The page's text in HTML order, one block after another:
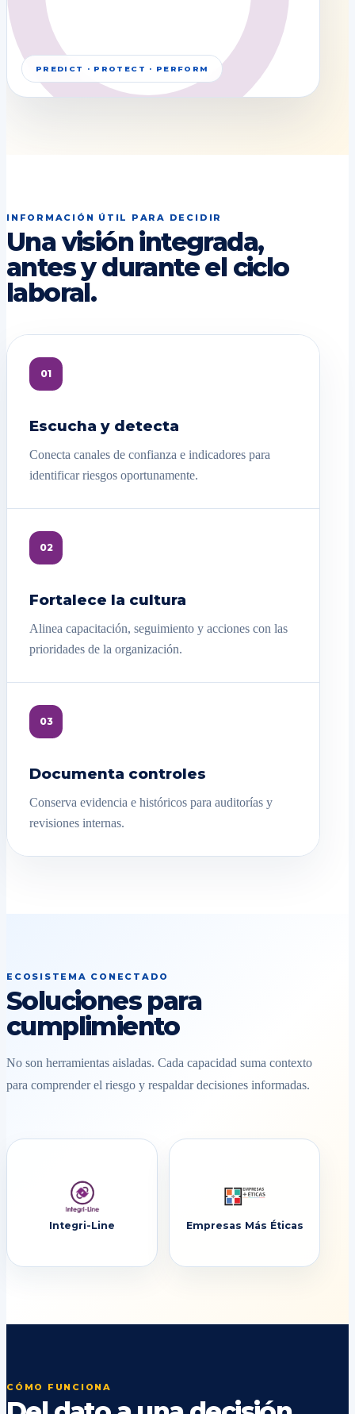
PREDICT · PROTECT · PERFORM
INFORMACIÓN ÚTIL PARA DECIDIR
Una visión integrada,
antes y durante el ciclo
laboral.
01
Escucha y detecta
Conecta canales de confianza e indicadores para
identificar riesgos oportunamente.
02
Fortalece la cultura
Alinea capacitación, seguimiento y acciones con las
prioridades de la organización.
03
Documenta controles
Conserva evidencia e históricos para auditorías y
revisiones internas.
ECOSISTEMA CONECTADO
Soluciones para
cumplimiento
No son herramientas aisladas. Cada capacidad suma contexto
para comprender el riesgo y respaldar decisiones informadas.
Integri-Line Empresas Más Éticas
CÓMO FUNCIONA